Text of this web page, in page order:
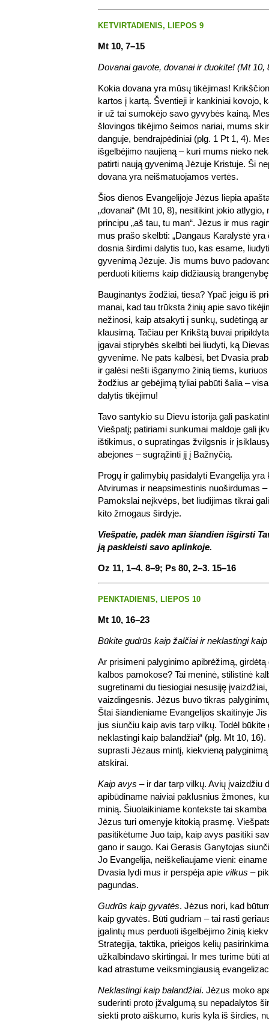
KETVIRTADIENIS, LIEPOS 9
Mt 10, 7–15
Dovanai gavote, dovanai ir duokite! (Mt 10,
Kokia dovana yra mūsų tikėjimas!
kartos į kartą. Šventieji ir kankiniai kovojo,
ir už tai sumokėjo savo gyvybės kainą.
šlovingos tikėjimo šeimos nariai, mums
danguje, bendraįpėdiniai (plg. 1 Pt 1, 4).
išgelbėjimo naujieną – kuri mums nieko
patirti naują gyvenimą Jėzuje Kristuje. Ši
dovana yra neišmatuojamos vertės.
Šios dienos Evangelijoje Jėzus liepia
„dovanai“ (Mt 10, 8), nesitikint jokio atlygio,
principu „aš tau, tu man“. Jėzus ir mus
mus prašo skelbti: „Dangaus Karalystė yra
dosnia širdimi dalytis tuo, kas esame,
gyvenimą Jėzuje. Jis mums buvo
perduoti kitiems kaip didžiausią
Bauginantys žodžiai, tiesa? Ypač jeigu iš
manai, kad tau trūksta žinių apie savo
nežinosi, kaip atsakyti į sunkų, sudėtingą
klausimą. Tačiau per Krikštą buvai
įgavai stiprybės skelbti bei liudyti, ką
gyvenime. Ne pats kalbėsi, bet Dvasia
ir galėsi nešti išganymo žinią tiems,
žodžius ar gebėjimą tyliai pabūti šalia –
dalytis tikėjimu!
Tavo santykio su Dievu istorija gali
Viešpatį; patiriami sunkumai maldoje gali
ištikimus, o supratingas žvilgsnis ir
abejones – sugrąžinti jį į Bažnyčią.
Progų ir galimybių pasidalyti Evangelija
Atvirumas ir neapsimestinis nuoširdumas
Pamokslai neįkvėps, bet liudijimas tikrai
kito žmogaus širdyje.
Viešpatie, padėk man šiandien išgirsti
ją paskleisti savo aplinkoje.
Oz 11, 1–4. 8–9; Ps 80, 2–3. 15–16
PENKTADIENIS, LIEPOS 10
Mt 10, 16–23
Būkite gudrūs kaip žalčiai ir neklastingi
Ar prisimeni palyginimo apibrėžimą,
kalbos pamokose? Tai meninė, stilistinė
sugretinami du tiesiogiai nesusiję
vaizdingesnis. Jėzus buvo tikras
Štai šiandieniame Evangelijos skaitinyje
jus siunčiu kaip avis tarp vilkų. Todėl
neklastingi kaip balandžiai“ (plg. Mt 10,
suprasti Jėzaus mintį, kiekvieną
atskirai.
Kaip avys – ir dar tarp vilkų. Avių įvaizdžiu
apibūdiname naiviai paklusnius žmones,
minią. Šiuolaikiniame kontekste tai
Jėzus turi omenyje kitokią prasmę.
pasitikėtume Juo taip, kaip avys pasitiki
gano ir saugo. Kai Gerasis Ganytojas
Jo Evangelija, neiškeliaujame vieni:
Dvasia lydi mus ir perspėja apie vilkus –
pagundas.
Gudrūs kaip gyvatės. Jėzus nori, kad
kaip gyvatės. Būti gudriam – tai rasti
įgalintų mus perduoti išgelbėjimo žinią
Strategija, taktika, prieigos kelių
užkalbindavo skirtingai. Ir mes turime būti
kad atrastume veiksmingiausią
Neklastingi kaip balandžiai. Jėzus moko
suderinti proto įžvalgumą su nepadalytos
siekti proto aiškumo, kuris kyla iš širdies,